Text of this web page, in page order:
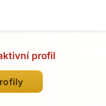
profil